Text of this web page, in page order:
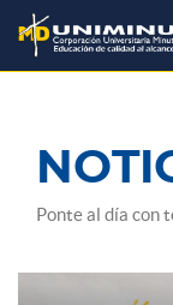
Pasar
contenido
principal
Ponte al día con